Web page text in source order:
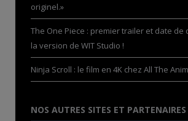
originel.»
The One Piece : premier trailer et date
la version de WIT Studio !
Ninja Scroll : le film en 4K chez All The
NOS AUTRES SITES ET PARTENAIRES